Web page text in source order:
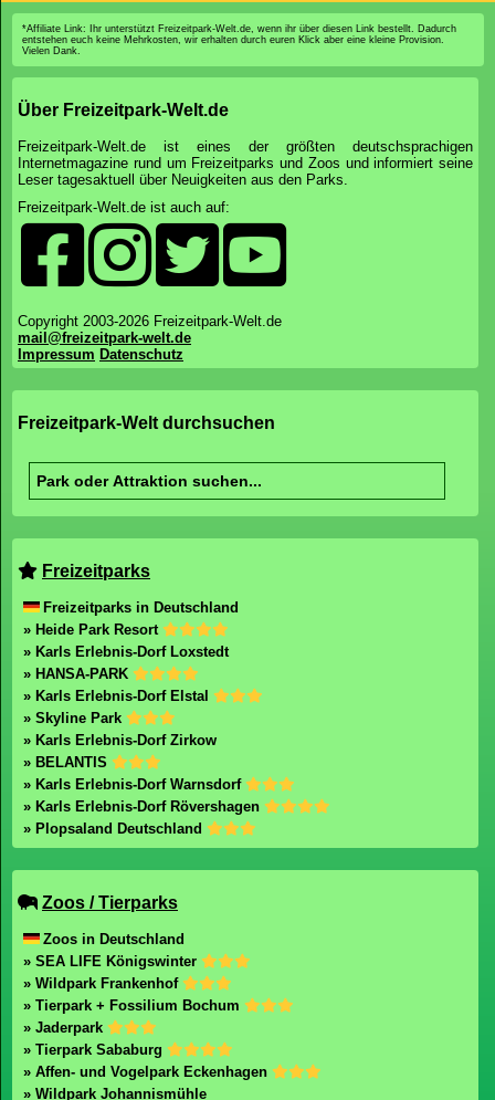
*Affiliate Link: Ihr unterstützt Freizeitpark-Welt.de, wenn ihr über diesen Link bestellt. Dadurch
entstehen euch keine Mehrkosten, wir erhalten durch euren Klick aber eine kleine Provision.
Vielen Dank.
Über Freizeitpark-Welt.de
Freizeitpark-Welt.de ist eines der größten deutschsprachigen
Internetmagazine rund um Freizeitparks und Zoos und informiert seine
Leser tagesaktuell über Neuigkeiten aus den Parks.
Freizeitpark-Welt.de ist auch auf:
Copyright 2003-2026 Freizeitpark-Welt.de
mail@freizeitpark-welt.de
Impressum Datenschutz
Freizeitpark-Welt durchsuchen
Freizeitparks
Freizeitparks in Deutschland
» Heide Park Resort
» Karls Erlebnis-Dorf Loxstedt
» HANSA-PARK
» Karls Erlebnis-Dorf Elstal
» Skyline Park
» Karls Erlebnis-Dorf Zirkow
» BELANTIS
» Karls Erlebnis-Dorf Warnsdorf
» Karls Erlebnis-Dorf Rövershagen
» Plopsaland Deutschland
Zoos / Tierparks
Zoos in Deutschland
» SEA LIFE Königswinter
» Wildpark Frankenhof
» Tierpark + Fossilium Bochum
» Jaderpark
» Tierpark Sababurg
» Affen- und Vogelpark Eckenhagen
» Wildpark Johannismühle